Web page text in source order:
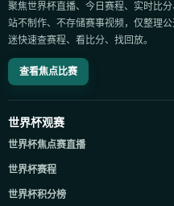
聚焦世界杯直播、今日赛程、实时比
站不制作、不存储赛事视频，仅整理
迷快速查赛程、看比分、找回放。
查看焦点比赛
世界杯观赛
世界杯焦点赛直播
世界杯赛程
世界杯积分榜